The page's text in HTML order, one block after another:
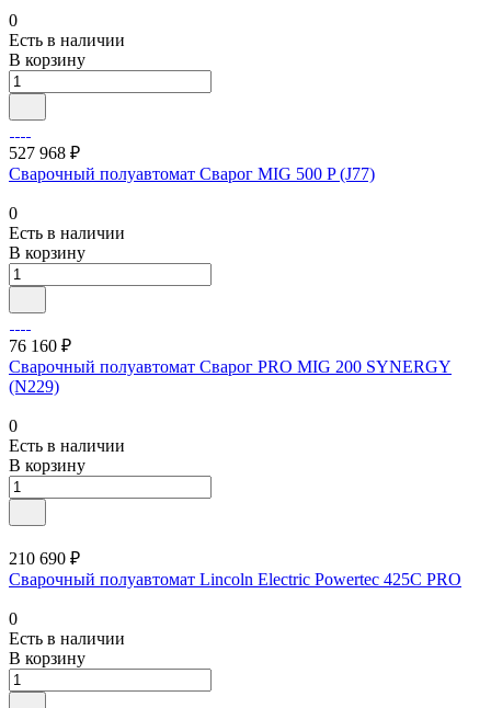
0
Есть в наличии
В корзину
527 968 ₽
Сварочный полуавтомат Сварог MIG 500 P (J77)
0
Есть в наличии
В корзину
76 160 ₽
Cварочный полуавтомат Сварог PRO MIG 200 SYNERGY
(N229)
0
Есть в наличии
В корзину
210 690 ₽
Сварочный полуавтомат Lincoln Electric Powertec 425C PRO
0
Есть в наличии
В корзину